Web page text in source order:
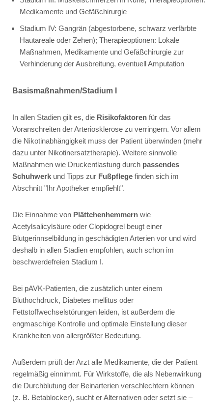
Medikamente und Gefäßchirurgie
Stadium IV: Gangrän (abgestorbene, schwarz verfärbte
Hautareale oder Zehen); Therapieoptionen: Lokale
Maßnahmen, Medikamente und Gefäßchirurgie zur
Verhinderung der Ausbreitung, eventuell Amputation
Basismaßnahmen/Stadium I
In allen Stadien gilt es, die Risikofaktoren für das
Voranschreiten der Arteriosklerose zu verringern. Vor allem
die Nikotinabhängigkeit muss der Patient überwinden (mehr
dazu unter Nikotinersatztherapie). Weitere sinnvolle
Maßnahmen wie Druckentlastung durch passendes
Schuhwerk und Tipps zur Fußpflege finden sich im
Abschnitt "Ihr Apotheker empfiehlt".
Die Einnahme von Plättchenhemmern wie
Acetylsalicylsäure oder Clopidogrel beugt einer
Blutgerinnselbildung in geschädigten Arterien vor und wird
deshalb in allen Stadien empfohlen, auch schon im
beschwerdefreien Stadium I.
Bei pAVK-Patienten, die zusätzlich unter einem
Bluthochdruck, Diabetes mellitus oder
Fettstoffwechselstörungen leiden, ist außerdem die
engmaschige Kontrolle und optimale Einstellung dieser
Krankheiten von allergrößter Bedeutung.
Außerdem prüft der Arzt alle Medikamente, die der Patient
regelmäßig einnimmt. Für Wirkstoffe, die als Nebenwirkung
die Durchblutung der Beinarterien verschlechtern können
(z. B. Betablocker), sucht er Alternativen oder setzt sie –